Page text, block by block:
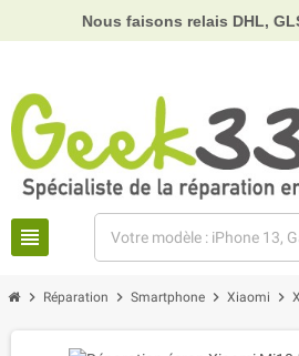
Nous faisons relais DHL, GLS et UPS.
view_headline
chevron_right Réparation chevron_right Smartphone chevron_right Xiaomi chevron_right